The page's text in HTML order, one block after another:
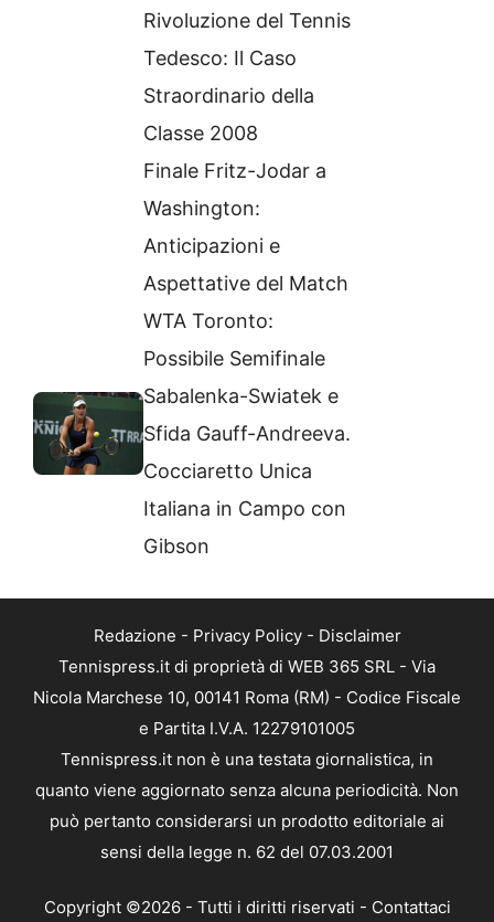
Rivoluzione del Tennis
Tedesco: Il Caso
Straordinario della
Classe 2008
Finale Fritz-Jodar a
Washington:
Anticipazioni e
Aspettative del Match
WTA Toronto:
Possibile Semifinale
Sabalenka-Swiatek e
Sfida Gauff-Andreeva.
Cocciaretto Unica
Italiana in Campo con
Gibson
Redazione - Privacy Policy- Disclaimer
Tennispress.it di proprietà di WEB 365 SRL - Via
Nicola Marchese 10, 00141 Roma (RM) - Codice Fiscale
e Partita I.V.A. 12279101005
Tennispress.it non è una testata giornalistica, in
quanto viene aggiornato senza alcuna periodicità. Non
può pertanto considerarsi un prodotto editoriale ai
sensi della legge n. 62 del 07.03.2001
Copyright ©2026 - Tutti i diritti riservati - Contattaci